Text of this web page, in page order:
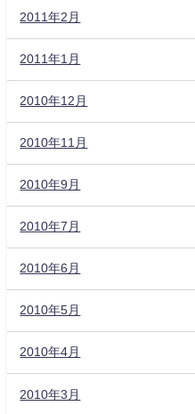
2011年2月
2011年1月
2010年12月
2010年11月
2010年9月
2010年7月
2010年6月
2010年5月
2010年4月
2010年3月